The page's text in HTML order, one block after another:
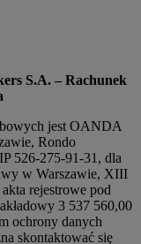
S.A. – Rachunek
jest OANDA
Rondo
526-275-91-31, dla
w Warszawie, XIII
rejestrowe pod
3 537 560,00
ochrony danych
skontaktować się